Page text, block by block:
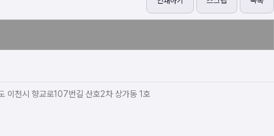
이천시 향교로107번길 산호2차 상가동 1호